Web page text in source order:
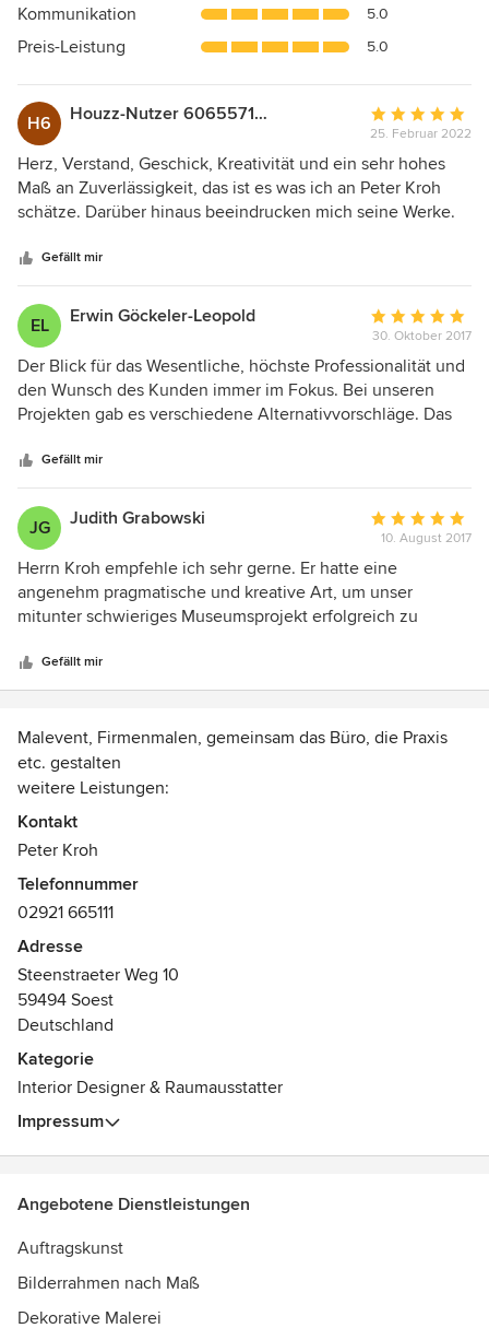
5
Sternen
Kommunikation 5.0
Preis-Leistung 5.0
H6 Houzz-Nutzer 606557102
Bewertung:
5
von
5
25. Februar 2022
Herz, Verstand, Geschick, Kreativität und ein sehr hohes
Maß an Zuverlässigkeit, das ist es was ich an Peter Kroh
schätze. Darüber hinaus beeindrucken mich seine Werke.
meinen nennen zu dürfen.
Gefällt mir
EL Erwin Göckeler-Leopold
Bewertung:
5
von
5
30. Oktober 2017
Der Blick für das Wesentliche, höchste Professionalität und
den Wunsch des Kunden immer im Fokus. Bei unseren
Projekten gab es verschiedene Alternativvorschläge. Das
wurde gut geplant, vorbereitet und zuverlässig ausgeführt.
Ich bin sicher, dass es bald wieder ein neues Projekt geben
wird.
Gefällt mir
JG Judith Grabowski
Bewertung:
5
von
5
10. August 2017
Herrn Kroh empfehle ich sehr gerne. Er hatte eine
angenehm pragmatische und kreative Art, um unser
mitunter schwieriges Museumsprojekt erfolgreich zu
Besuchern ein sehr positives Feedback. Ich schätze seine
Kunstwerke, insbesondere die neuen Spiegel-Objekte!
Gefällt mir
Malevent, Firmenmalen, gemeinsam das Büro, die Praxis
etc. gestalten
weitere Leistungen:
- Auftragsarbeiten für Privat und Unternehmen
- eigene Bilder in Öl, Acryl, Gouache, Aquarell
- Rahmung
- Auftragsarbeiten
in Zusammenarbeit mit Tischlerei
Möbel nach Mass
in Zusammenarbeit mit Glaserei
Kunst in Glas
Auszeichnungen:
Kursleiter integratives Malern, Dozent im Kulturprogramm
NRW, freier Künstler seit über 30 Jahren
Kontakt
Peter Kroh
Telefonnummer
02921 665111
Adresse
Steenstraeter Weg 10
59494 Soest
Deutschland
Kategorie
Interior Designer & Raumausstatter
Impressum
Angebotene Dienstleistungen
Auftragskunst
Bilderrahmen nach Maß
Dekorative Malerei